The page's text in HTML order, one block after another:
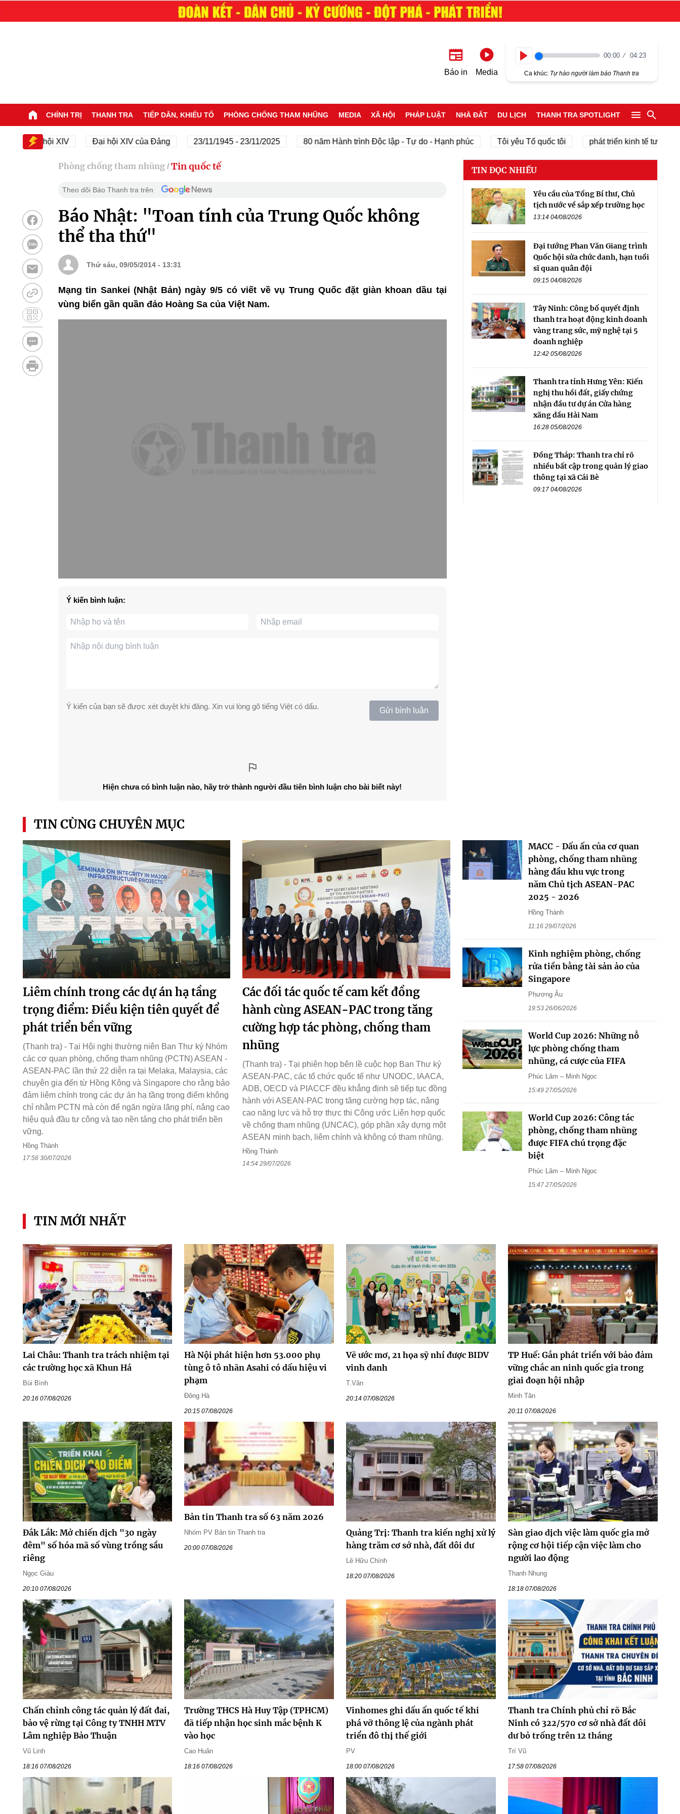
Báo in Media
00:00 04:23
Ca khúc: Tự hào người làm báo Thanh tra
CHÍNH TRỊ THANH TRA TIẾP DÂN, KHIẾU TỐ PHÒNG CHỐNG THAM NHŨNG MEDIA XÃ HỘI PHÁP LUẬT NHÀ ĐẤT DU LỊCH THANH TRA SPOTLIGHT
Đại hội XIV Đại hội XIV của Đảng 23/11/1945 - 23/11/2025 80 năm Hành trình Độc lập - Tự do - Hạnh phúc Tôi yêu Tổ quốc tôi phát triển kinh tế tư nhân
Phòng chống tham nhũng / Tin quốc tế
Theo dõi Báo Thanh tra trên
Báo Nhật: "Toan tính của Trung Quốc không
thể tha thứ"
Thứ sáu, 09/05/2014 - 13:31
Mạng tin Sankei (Nhật Bản) ngày 9/5 có viết về vụ Trung Quốc đặt giàn khoan dầu tại
vùng biển gần quần đảo Hoàng Sa của Việt Nam.
Ý kiến bình luận:
Ý kiến của bạn sẽ được xét duyệt khi đăng. Xin vui lòng gõ tiếng Việt có dấu. Gửi bình luận
Hiện chưa có bình luận nào, hãy trở thành người đầu tiên bình luận cho bài biết này!
TIN ĐỌC NHIỀU
Yêu cầu của Tổng Bí thư, Chủ
tịch nước về sắp xếp trường học
13:14 04/08/2026
Đại tướng Phan Văn Giang trình
Quốc hội sửa chức danh, hạn tuổi
sĩ quan quân đội
09:15 04/08/2026
Tây Ninh: Công bố quyết định
thanh tra hoạt động kinh doanh
vàng trang sức, mỹ nghệ tại 5
doanh nghiệp
12:42 05/08/2026
Thanh tra tỉnh Hưng Yên: Kiến
nghị thu hồi đất, giấy chứng
nhận đầu tư dự án Cửa hàng
xăng dầu Hải Nam
16:28 05/08/2026
Đồng Tháp: Thanh tra chỉ rõ
nhiều bất cập trong quản lý giao
thông tại xã Cái Bè
09:17 04/08/2026
TIN CÙNG CHUYÊN MỤC
Liêm chính trong các dự án hạ tầng
trọng điểm: Điều kiện tiên quyết để
phát triển bền vững
(Thanh tra) - Tại Hội nghị thường niên Ban Thư ký Nhóm
các cơ quan phòng, chống tham nhũng (PCTN) ASEAN -
ASEAN-PAC lần thứ 22 diễn ra tại Melaka, Malaysia, các
chuyên gia đến từ Hồng Kông và Singapore cho rằng bảo
đảm liêm chính trong các dự án hạ tầng trọng điểm không
chỉ nhằm PCTN mà còn để ngăn ngừa lãng phí, nâng cao
hiệu quả đầu tư công và tạo nền tảng cho phát triển bền
vững.
Hồng Thành
17:56 30/07/2026
Các đối tác quốc tế cam kết đồng
hành cùng ASEAN-PAC trong tăng
cường hợp tác phòng, chống tham
nhũng
(Thanh tra) - Tại phiên họp bên lề cuộc họp Ban Thư ký
ASEAN-PAC, các tổ chức quốc tế như UNODC, IAACA,
ADB, OECD và PIACCF đều khẳng định sẽ tiếp tục đồng
hành với ASEAN-PAC trong tăng cường hợp tác, nâng
cao năng lực và hỗ trợ thực thi Công ước Liên hợp quốc
về chống tham nhũng (UNCAC), góp phần xây dựng một
ASEAN minh bạch, liêm chính và không có tham nhũng.
Hồng Thành
14:54 29/07/2026
MACC - Dấu ấn của cơ quan
phòng, chống tham nhũng
hàng đầu khu vực trong
năm Chủ tịch ASEAN-PAC
2025 - 2026
Hồng Thành
11:16 29/07/2026
Kinh nghiệm phòng, chống
rửa tiền bằng tài sản ảo của
Singapore
Phương Âu
19:53 26/06/2026
World Cup 2026: Những nỗ
lực phòng chống tham
nhũng, cá cược của FIFA
Phúc Lâm – Minh Ngọc
15:49 27/05/2026
World Cup 2026: Công tác
phòng, chống tham nhũng
được FIFA chú trọng đặc
biệt
Phúc Lâm – Minh Ngọc
15:47 27/05/2026
TIN MỚI NHẤT
Lai Châu: Thanh tra trách nhiệm tại
các trường học xã Khun Há
Bùi Bình
20:16 07/08/2026
Hà Nội phát hiện hơn 53.000 phụ
tùng ô tô nhãn Asahi có dấu hiệu vi
phạm
Đông Hà
20:15 07/08/2026
Vẽ ước mơ, 21 họa sỹ nhí được BIDV
vinh danh
T.Vân
20:14 07/08/2026
TP Huế: Gắn phát triển với bảo đảm
vững chắc an ninh quốc gia trong
giai đoạn hội nhập
Minh Tân
20:11 07/08/2026
Đắk Lắk: Mở chiến dịch "30 ngày
đêm" số hóa mã số vùng trồng sầu
riêng
Ngọc Giàu
20:10 07/08/2026
Bản tin Thanh tra số 63 năm 2026
Nhóm PV Bản tin Thanh tra
20:00 07/08/2026
Quảng Trị: Thanh tra kiến nghị xử lý
hàng trăm cơ sở nhà, đất dôi dư
Lê Hữu Chính
18:20 07/08/2026
Sàn giao dịch việc làm quốc gia mở
rộng cơ hội tiếp cận việc làm cho
người lao động
Thanh Nhung
18:18 07/08/2026
Chấn chỉnh công tác quản lý đất đai,
bảo vệ rừng tại Công ty TNHH MTV
Lâm nghiệp Bảo Thuận
Vũ Linh
18:16 07/08/2026
Trường THCS Hà Huy Tập (TPHCM)
đã tiếp nhận học sinh mắc bệnh K
vào học
Cao Huân
18:16 07/08/2026
Vinhomes ghi dấu ấn quốc tế khi
phá vỡ thông lệ của ngành phát
triển đô thị thế giới
PV
18:00 07/08/2026
Thanh tra Chính phủ chỉ rõ Bắc
Ninh có 322/570 cơ sở nhà đất dôi
dư bỏ trống trên 12 tháng
Trí Vũ
17:58 07/08/2026